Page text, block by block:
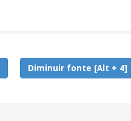
Diminuir fonte [Alt + 4]